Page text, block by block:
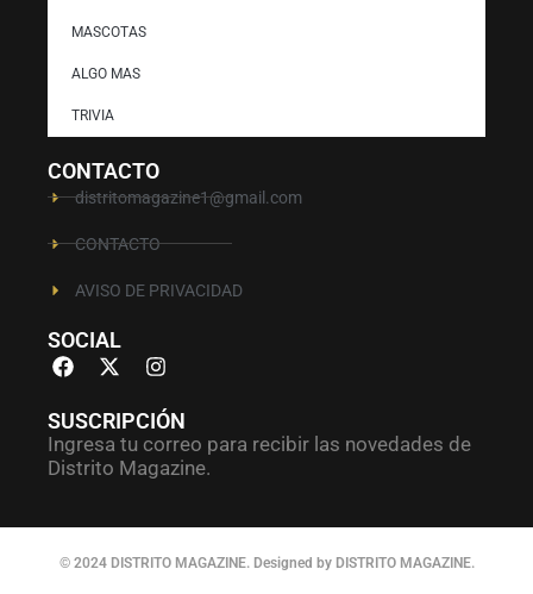
MASCOTAS
ALGO MAS
TRIVIA
CONTACTO
distritomagazine1@gmail.com
CONTACTO
AVISO DE PRIVACIDAD
SOCIAL
SUSCRIPCIÓN
Ingresa tu correo para recibir las novedades de
Distrito Magazine.
© 2024 DISTRITO MAGAZINE. Designed by DISTRITO MAGAZINE.